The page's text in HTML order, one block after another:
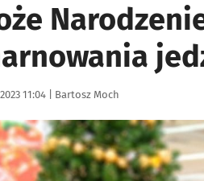
11:04 | Autor:
Bartosz Moch
aby powiększyć